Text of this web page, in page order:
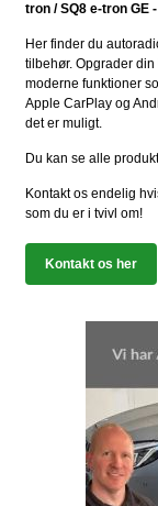
tron / SQ8 e-tron GE
Her finder du
tilbehør. Opgrader din
moderne funktioner
Apple CarPlay og
det er muligt.
Du kan se alle
Kontakt os endelig
som du er i tvivl om!
Kontakt os her